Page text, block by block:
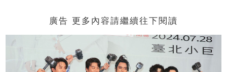
廣告 更多內容請繼續往下閱讀